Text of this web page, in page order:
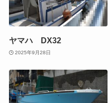
ヤマハ DX32
2025年9月28日